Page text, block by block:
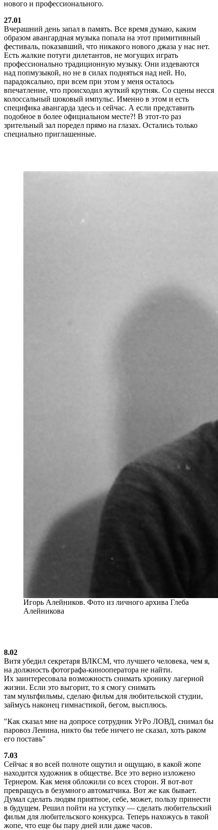
нового и профессионального.
27.01
Вчерашний день запал в память. Все время думаю, каким
образом авангардная музыка попала на этот примитивный
фестиваль, показавший, что никакого нового джаза у нас нет.
Есть жалкие потуги дилетантов, не могущих играть
профессионально традиционную музыку. Они издеваются
над попмузыкой, но не в силах подняться над ней. Но,
парадоксально, при всем при этом у меня осталось
впечатление, что происходил жуткий крутняк. Со сцены несся
колоссальный шоковый импульс. Именно в этом и есть
специфика авангарда здесь и сейчас. А если представить
подобное в более официальном месте?! В этот-то раз
зрительный зал поредел прямо на глазах. Остались только
специально приглашенные.
Игорь Алейников. Фото из личного архива Глеба
Алейникова
8.02
Витя убедил секретаря ВЛКСМ, что лучшего человека, чем я,
на должность фотографа-кинооператора не найти.
Их заинтересовала возможность снимать хронику лагерной
жизни. Если это выгорит, то я смогу снимать
там мультфильмы, сделаю фильм для любительской студии,
займусь наконец гимнастикой, бегом, высплюсь.
Как сказал мне на допросе сотрудник УгРо ЛОВД, снимал бы
паровоз Ленина, никто бы тебе ничего не сказал, хоть раком
его поставь
7.03
Сейчас я во всей полноте ощутил и ощущаю, в какой жопе
находится художник в обществе. Все это верно изложено
Тернером. Как меня обложили со всех сторон. Я вот-вот
превращусь в безумного автоматчика. Вот же как бывает.
Думал сделать людям приятное, себе, может, пользу принести
в будущем. Решил пойти на уступку — сделать любительский
фильм для любительского конкурса. Теперь нахожусь в такой
жопе, что еще бы пару дней или даже часов.